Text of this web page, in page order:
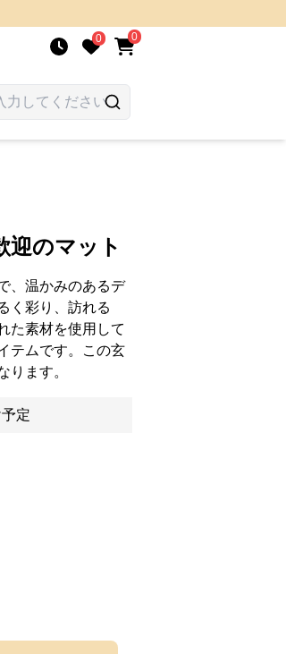
0 0
迎のマット
、温かみのあるデ
く彩り、訪れる
た素材を使用して
テムです。この玄
ります。
定